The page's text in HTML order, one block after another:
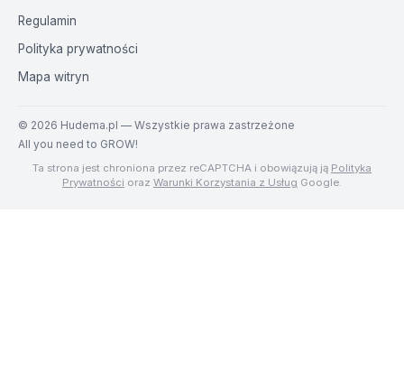
Regulamin
Polityka prywatności
Mapa witryn
© 2026 Hudema.pl — Wszystkie prawa zastrzeżone
All you need to GROW!
Ta strona jest chroniona przez reCAPTCHA i obowiązują ją Polityka
Prywatności oraz Warunki Korzystania z Usług Google.